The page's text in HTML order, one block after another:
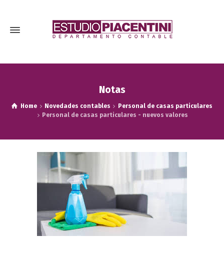
Notas
Home Novedades contables
Personal de casas particulares
Personal de casas particulares - nuevos valores